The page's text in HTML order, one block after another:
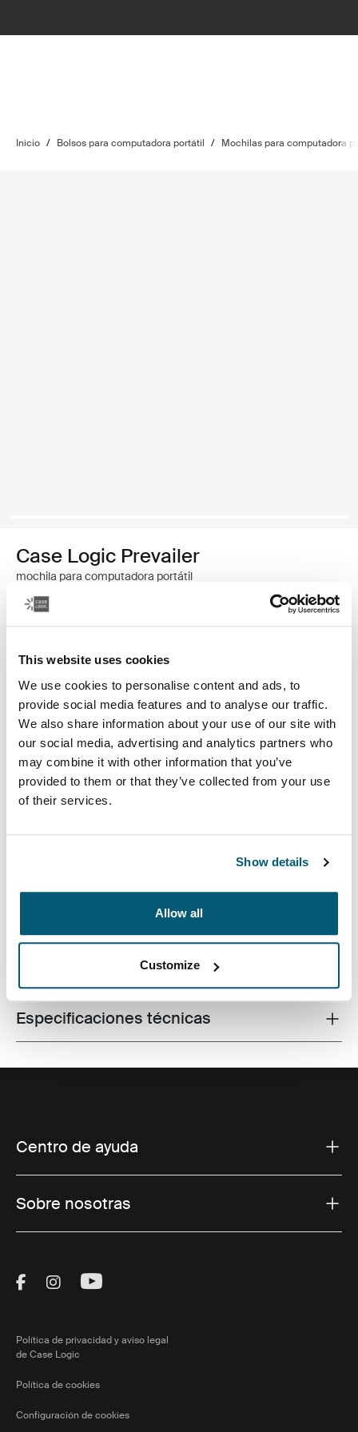
This website uses cookies
We use cookies to personalise content and ads, to
provide social media features and to analyse our traffic.
We also share information about your use of our site with
our social media, advertising and analytics partners who
may combine it with other information that you’ve
provided to them or that they’ve collected from your use
of their services.
Show details
Allow all
Customize
Inicio / Bolsos para computadora portátil / Mochilas para computadora
Case Logic Prevailer
mochila para computadora portátil
Case Logic Prevailer Backpack Negro (selected)
Esta mochila diseñada para el uso diario está cubierta
colores frescos e incluye espacio de almacenaje
Toggle features
Todas las características
Toggle techspec
Especificaciones técnicas
Centro de ayuda
Sobre nosotras
Visit Thule on Facebook (external link)
Visit Thule on Instagram (external link)
Visit Thule on Youtube (external
Política de privacidad y aviso legal
de Case Logic
Política de cookies
Configuración de cookies